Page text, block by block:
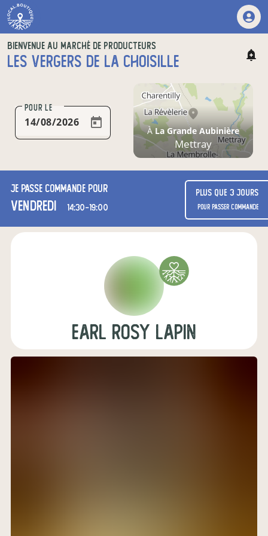
BIENVENUE AU MARCHÉ DE PRODUCTEURS
LES VERGERS DE LA CHOISILLE
POUR LE
À La Grande Aubinière
Mettray
Je passe commande pour
vendredi 14:30-19:00
Plus que 3 jours
pour passer commande
earl rosy lapin